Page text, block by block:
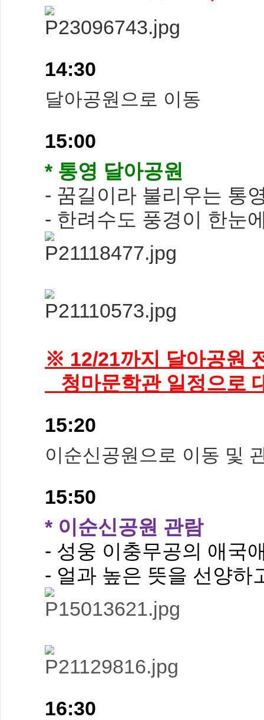
14:30
달아공원으로 이동
15:00
* 통영 달아공원
- 꿈길이라 불리우는 통
- 한려수도 풍경이 한눈
※ 12/21까지 달아공원
청마문학관 일정으로
15:20
이순신공원으로 이동 및
15:50
* 이순신공원 관람
- 성웅 이충무공의 애국
- 얼과 높은 뜻을 선양하
16:30